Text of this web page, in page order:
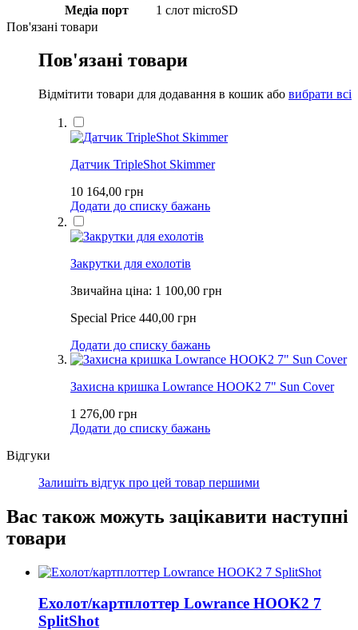
Медіа порт
1 слот microSD
Пов'язані товари
Пов'язані товари
Відмітити товари для додавання в кошик або вибрати всі
Датчик TripleShot Skimmer
10 164,00 грн
Додати до списку бажань
Закрутки для ехолотів
Звичайна ціна: 1 100,00 грн
Special Price 440,00 грн
Додати до списку бажань
Захисна кришка Lowrance HOOK2 7" Sun Cover
1 276,00 грн
Додати до списку бажань
Відгуки
Залишіть відгук про цей товар першими
Вас також можуть зацікавити наступні
товари
Ехолот/картплоттер Lowrance HOOK2 7
SplitShot